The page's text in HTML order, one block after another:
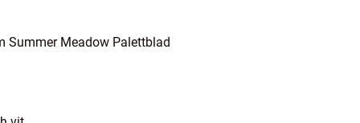
Summer Meadow Palettblad